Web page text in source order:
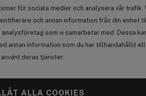
för sociala medier och analysera vår trafik.
och annan information från din enhet
som vi samarbetar med. Dessa
annan information som du har tillhandahållit
deras tjänster.
ALLA COOKIES
223 kr
Tidigare 319 kr